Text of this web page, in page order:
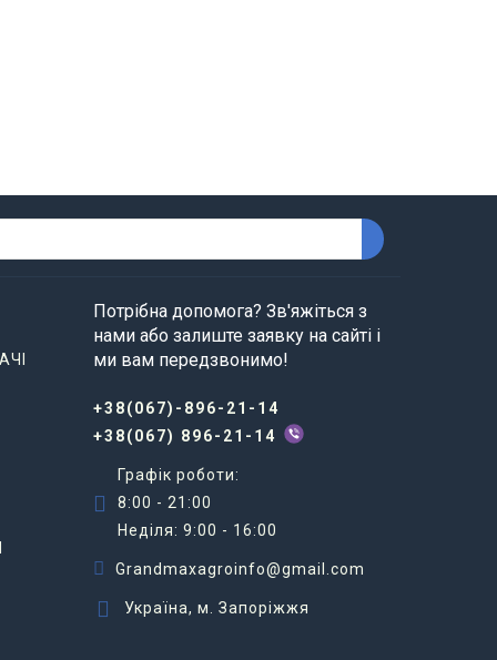
різних типів пружин і робочих секцій
Потрібна допомога? Зв'яжіться з
нами або залиште заявку на сайті і
ми вам передзвонимо!
+38(067)-896-21-14
+38(067) 896-21-14
Графік роботи:
8:00 - 21:00
Неділя: 9:00 - 16:00
Grandmaxagroinfo@gmail.com
Україна, м. Запоріжжя